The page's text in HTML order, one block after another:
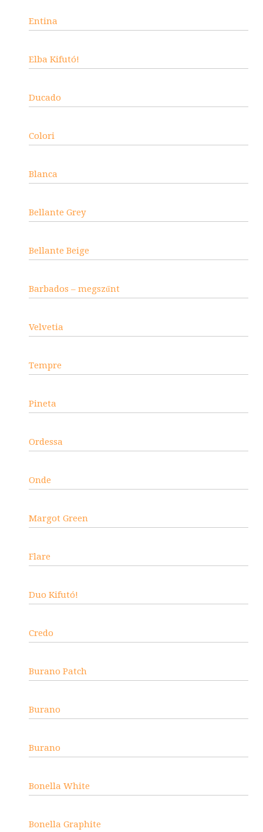
Entina
Elba Kifutó!
Ducado
Colori
Blanca
Bellante Grey
Bellante Beige
Barbados – megszűnt
Velvetia
Tempre
Pineta
Ordessa
Onde
Margot Green
Flare
Duo Kifutó!
Credo
Burano Patch
Burano
Burano
Bonella White
Bonella Graphite